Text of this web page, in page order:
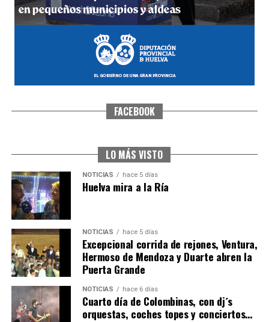
CUARTA CORRIDA DE LAS FIESTAS COLOMBINAS
4º DÍA DE LAS FIESTAS COLOMBINAS 2026
hace 6 días Huelvatv
FACEBOOK
LO MÁS VISTO
NOTICIAS hace 5 días
Huelva mira a la Ría
NOTICIAS hace 5 días
Excepcional corrida de rejones, Ventura,
Hermoso de Mendoza y Duarte abren la
Puerta Grande
NOTICIAS hace 6 días
Cuarto día de Colombinas, con dj´s
orquestas, coches topes y conciertos…